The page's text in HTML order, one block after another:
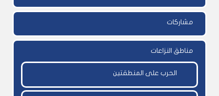
مشاركات
مناطق النزاعات
الحرب على المنطقتين